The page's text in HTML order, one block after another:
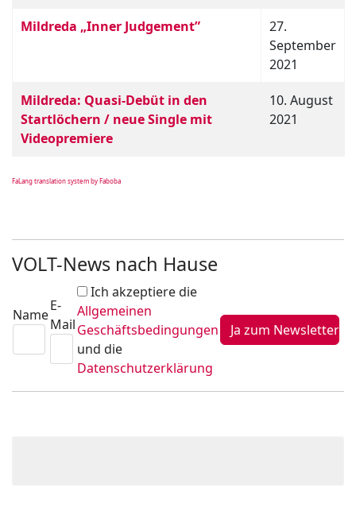
Mildreda „Inner Judgement”
27.
September
2021
Mildreda: Quasi-Debüt in den
Startlöchern / neue Single mit
Videopremiere
10. August
2021
FaLang translation system by Faboba
VOLT-News nach Hause
Name
E-
Mail
Ich akzeptiere die
Allgemeinen
Geschäftsbedingungen
und die
Datenschutzerklärung